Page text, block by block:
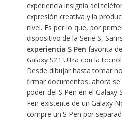
experiencia insignia del
expresión creativa y la
nivel. Es por lo que, por
dispositivo de la Serie S,
experiencia S Pen favorita
Galaxy S21 Ultra con la
Desde dibujar hasta tomar
firmar documentos, ahora se
poder del S Pen en el Galaxy
Pen existente de un Galaxy
compre un S Pen por